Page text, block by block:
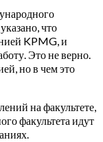
что
KPMG, и
Это не верно.
но в чем это
на факультете,
факультета идут